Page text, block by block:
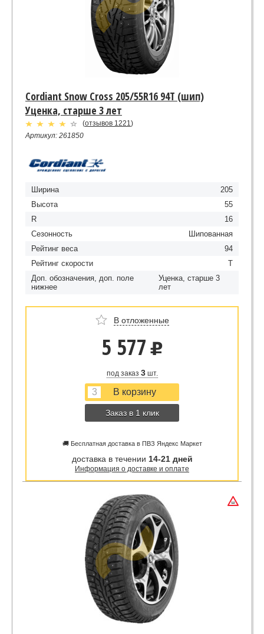
Cordiant Snow Cross 205/55R16 94T (шип)
Уценка, старше 3 лет
(отзывов 1221 )
Артикул: 261850
Ширина
205
Высота
55
R
16
Сезонность
Шипованная
Рейтинг веса
94
Рейтинг скорости
T
Доп. обозначения, доп. поле
нижнее
Уценка, старше 3
лет
В отложенные
5 577 u
под заказ 3шт.
Заказ в 1 клик
🚚 Бесплатная доставка в ПВЗ Яндекс Маркет
доставка в течении 14-21 дней
Информация о доставке и оплате